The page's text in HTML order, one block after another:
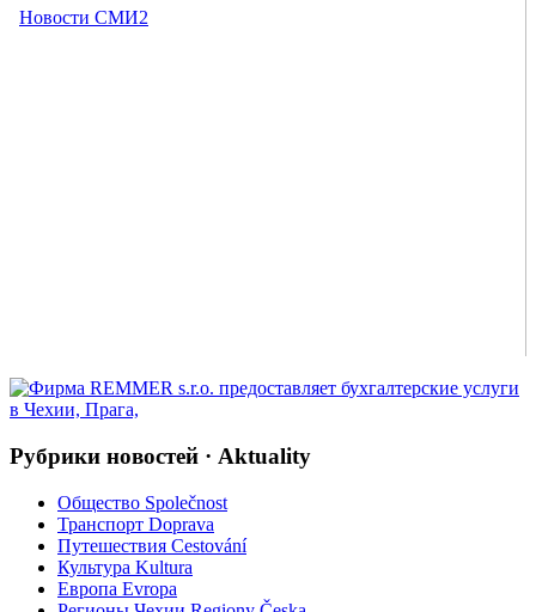
Рубрики новостей · Aktuality
Общество Společnost
Транспорт Doprava
Путешествия Cestování
Культура Kultura
Европа Evropa